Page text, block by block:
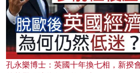
孔永樂博士：英國十年換七相，新揆